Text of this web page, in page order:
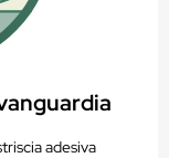
adesiva